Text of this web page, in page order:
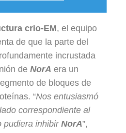
crio-EM, el equipo
de que la parte del
incrustada
de NorA era un
de bloques de
“Nos entusiasmó
correspondiente al
pudiera inhibir NorA”,